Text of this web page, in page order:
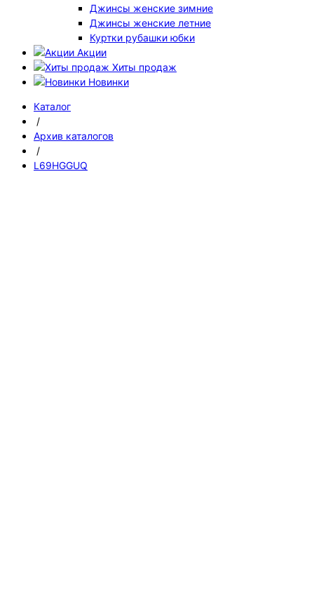
Джинсы женские зимние
Джинсы женские летние
Куртки рубашки юбки
Акции
Хиты продаж
Новинки
Каталог
/
Архив каталогов
/
L69HGGUQ